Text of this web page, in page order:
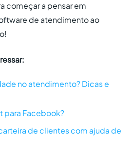
começar a pensar em
de atendimento ao
no atendimento? Dicas e
para Facebook?
de clientes com ajuda de